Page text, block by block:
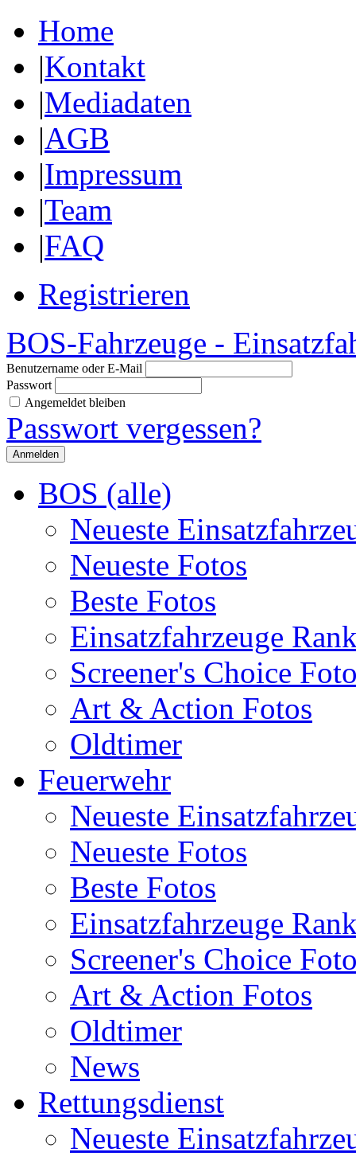
Home
|Kontakt
|Mediadaten
|AGB
|Impressum
|Team
|FAQ
Registrieren
BOS-Fahrzeuge -
Benutzername oder E-Mail
Passwort
Angemeldet bleiben
Passwort vergessen?
BOS (alle)
Neueste
Neueste Fotos
Beste Fotos
Einsatzfahrzeuge
Screener's Choice
Art & Action Fotos
Oldtimer
Feuerwehr
Neueste
Neueste Fotos
Beste Fotos
Einsatzfahrzeuge
Screener's Choice
Art & Action Fotos
Oldtimer
News
Rettungsdienst
Neueste